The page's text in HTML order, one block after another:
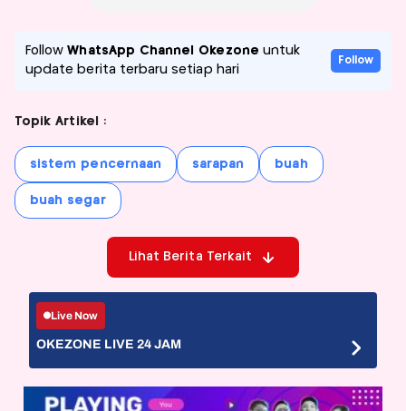
FollowWhatsApp Channel Okezone untuk
update berita terbaru setiap hari
Follow
Topik Artikel :
sistem pencernaan sarapan buah
buah segar
Lihat Berita Terkait
Live Now
OKEZONE LIVE 24 JAM